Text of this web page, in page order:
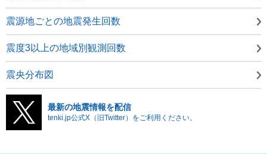
震源地ごとの地震発生回数
震度3以上の地域別観測回数
震央分布図
最新の地震情報を配信
tenki.jp公式X（旧Twitter）をご利用ください。